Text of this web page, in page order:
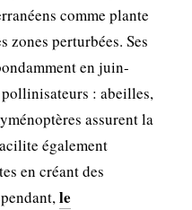
comme plante
perturbées. Ses
en juin-
: abeilles,
assurent la
également
en créant des
le